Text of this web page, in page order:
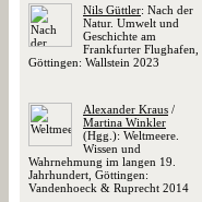
Nils Güttler: Nach der
Natur. Umwelt und
Geschichte am
Frankfurter Flughafen,
Göttingen: Wallstein 2023
Alexander Kraus /
Martina Winkler
(Hgg.): Weltmeere.
Wissen und
Wahrnehmung im langen 19.
Jahrhundert, Göttingen:
Vandenhoeck & Ruprecht 2014